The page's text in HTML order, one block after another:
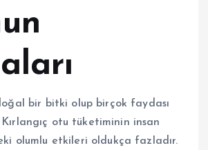
bir bitki olup birçok faydası
otu tüketiminin insan
olumlu etkileri oldukça fazladır.